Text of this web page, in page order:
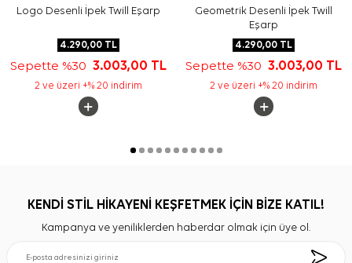
Logo Desenli İpek Twill Eşarp
4.290,00TL
Sepette %30 3.003,00 TL
2 ve üzeri +% 20 indirim
Geometrik Desenli İpek Twill
Eşarp
4.290,00 TL
Sepette %303.003,00 TL
2 ve üzeri +% 20 indirim
KENDİ STİL HİKAYENİ KEŞFETMEK İÇİN BİZE KATIL!
Kampanya ve yeniliklerden haberdar olmak için üye ol.